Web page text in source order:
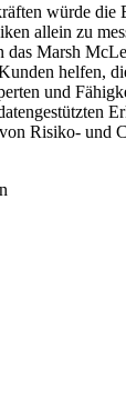
würde die
allein zu
das Marsh
helfen,
und
Risiko- und